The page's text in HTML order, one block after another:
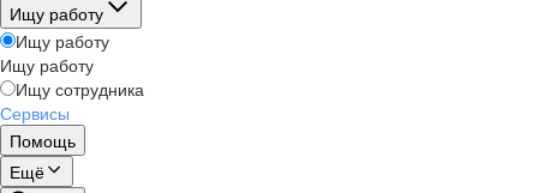
Ищу работу
Ищу работу
Ищу работу
Ищу сотрудника
Сервисы
Помощь
Ещё